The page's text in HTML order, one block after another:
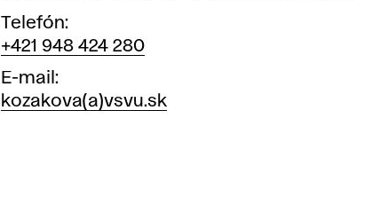
Telefón
+421 948 424 280
E-mail
kozakova(a)vsvu.sk